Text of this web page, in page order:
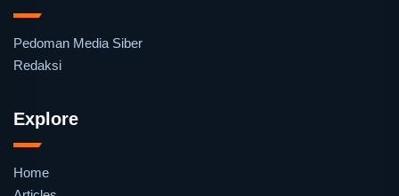
Pedoman Media Siber
Redaksi
Explore
Home